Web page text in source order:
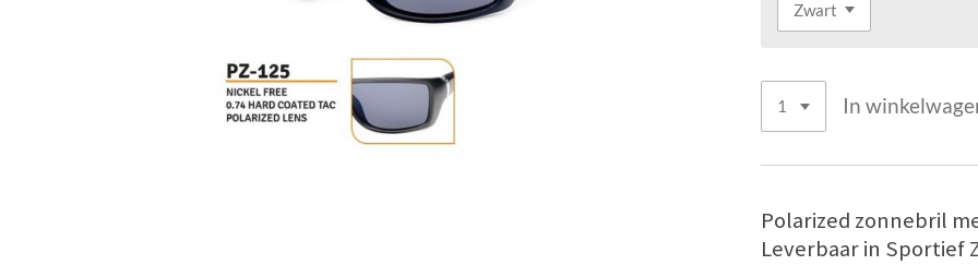
In
Polarized zonnebril
Leverbaar in Sportief